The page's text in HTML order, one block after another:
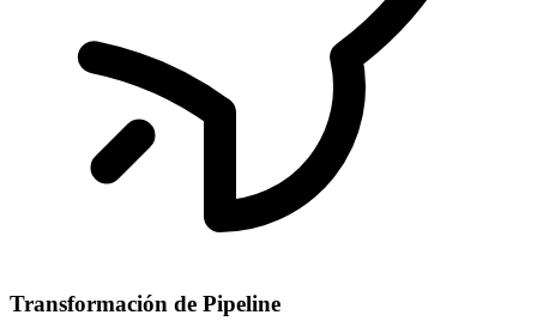
Transformación de Pipeline